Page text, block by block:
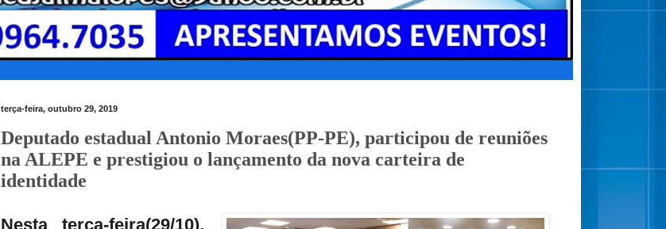
terça-feira, outubro 29, 2019
Deputado estadual Antonio Moraes(PP-PE), participou de reuniões
na ALEPE e prestigiou o lançamento da nova carteira de
identidade
Nesta terça-feira(29/10),